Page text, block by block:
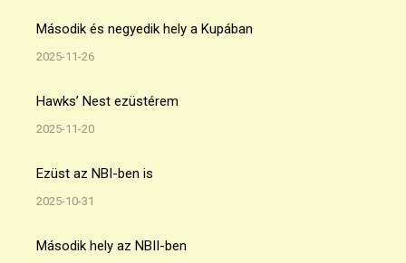
Második és negyedik hely a Kupában
2025-11-26
Hawks’ Nest ezüstérem
2025-11-20
Ezüst az NBI-ben is
2025-10-31
Második hely az NBII-ben